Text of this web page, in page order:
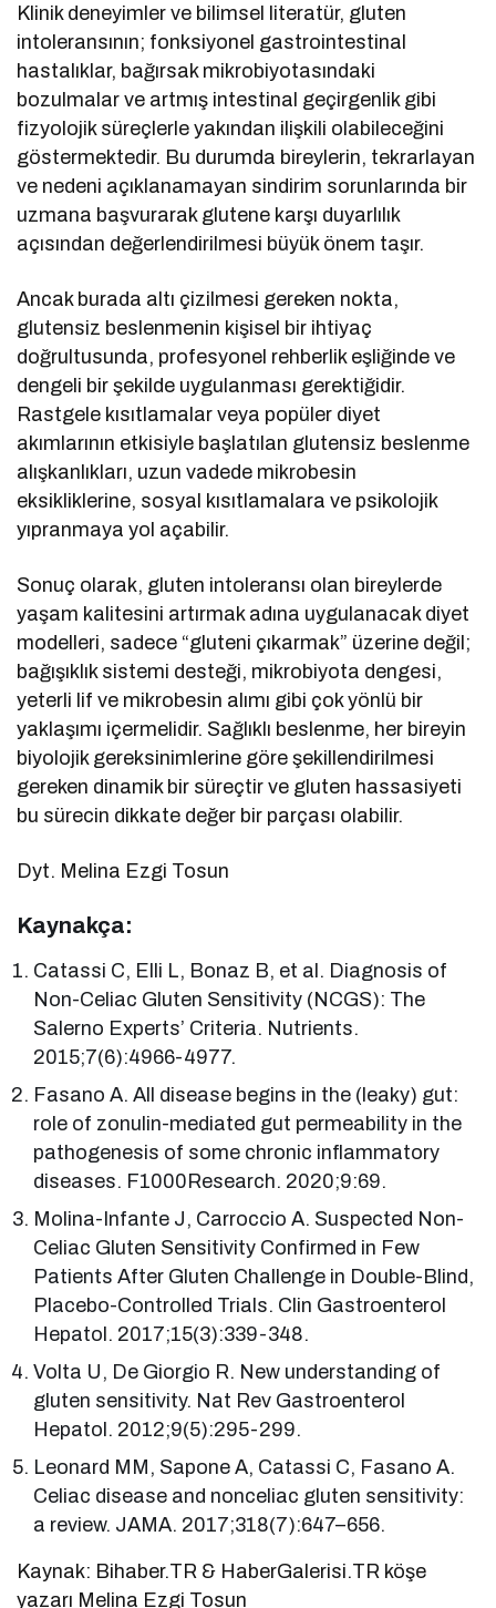
Klinik deneyimler ve bilimsel literatür, gluten
intoleransının; fonksiyonel gastrointestinal
hastalıklar, bağırsak mikrobiyotasındaki
bozulmalar ve artmış intestinal geçirgenlik gibi
fizyolojik süreçlerle yakından ilişkili olabileceğini
göstermektedir. Bu durumda bireylerin, tekrarlayan
ve nedeni açıklanamayan sindirim sorunlarında bir
uzmana başvurarak glutene karşı duyarlılık
açısından değerlendirilmesi büyük önem taşır.
Ancak burada altı çizilmesi gereken nokta,
glutensiz beslenmenin kişisel bir ihtiyaç
doğrultusunda, profesyonel rehberlik eşliğinde ve
dengeli bir şekilde uygulanması gerektiğidir.
Rastgele kısıtlamalar veya popüler diyet
akımlarının etkisiyle başlatılan glutensiz beslenme
alışkanlıkları, uzun vadede mikrobesin
eksikliklerine, sosyal kısıtlamalara ve psikolojik
yıpranmaya yol açabilir.
Sonuç olarak, gluten intoleransı olan bireylerde
yaşam kalitesini artırmak adına uygulanacak diyet
modelleri, sadece “gluteni çıkarmak” üzerine değil;
bağışıklık sistemi desteği, mikrobiyota dengesi,
yeterli lif ve mikrobesin alımı gibi çok yönlü bir
yaklaşımı içermelidir. Sağlıklı beslenme, her bireyin
biyolojik gereksinimlerine göre şekillendirilmesi
gereken dinamik bir süreçtir ve gluten hassasiyeti
bu sürecin dikkate değer bir parçası olabilir.
Dyt. Melina Ezgi Tosun
Kaynakça:
Catassi C, Elli L, Bonaz B, et al. Diagnosis of
Non-Celiac Gluten Sensitivity (NCGS): The
Salerno Experts’ Criteria. Nutrients.
2015;7(6):4966-4977.
Fasano A. All disease begins in the (leaky) gut:
role of zonulin-mediated gut permeability in the
pathogenesis of some chronic inflammatory
diseases. F1000Research. 2020;9:69.
Molina-Infante J, Carroccio A. Suspected Non-
Celiac Gluten Sensitivity Confirmed in Few
Patients After Gluten Challenge in Double-Blind,
Placebo-Controlled Trials. Clin Gastroenterol
Hepatol. 2017;15(3):339-348.
Volta U, De Giorgio R. New understanding of
gluten sensitivity. Nat Rev Gastroenterol
Hepatol. 2012;9(5):295-299.
Leonard MM, Sapone A, Catassi C, Fasano A.
Celiac disease and nonceliac gluten sensitivity:
a review. JAMA. 2017;318(7):647–656.
Kaynak: Bihaber.TR & HaberGalerisi.TR köşe
yazarı Melina Ezgi Tosun